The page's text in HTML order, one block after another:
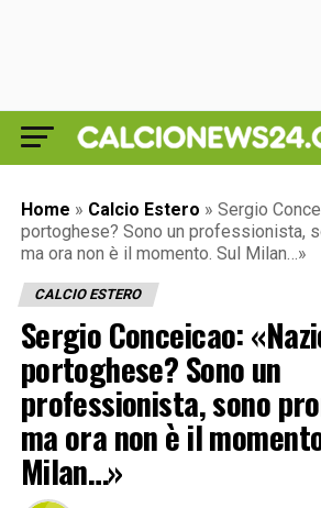
Home » Calcio Estero » Sergio
portoghese? Sono un professionista,
ma ora non è il momento. Sul Milan…»
CALCIO ESTERO
Sergio Conceicao:
portoghese? Sono un
professionista, sono
ma ora non è il
Milan…»